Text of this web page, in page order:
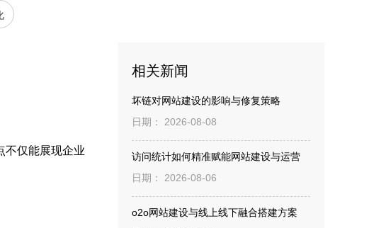
不仅能展现企业
相关新闻
坏链对网站建设的影响与修复策略
日期： 2026-08-08
访问统计如何精准赋能网站建设与运营
日期： 2026-08-06
o2o网站建设与线上线下融合搭建方案